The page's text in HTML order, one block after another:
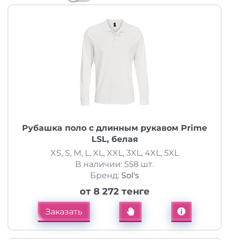
Рубашка поло с длинным рукавом Prime
LSL, белая
XS, S, M, L, XL, XXL, 3XL, 4XL, 5XL
В наличии: 558 шт.
Бренд: Sol's
от 8 272 тенге
Заказать